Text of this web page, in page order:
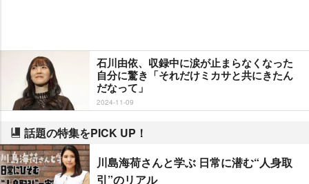
石川由依、収録中に涙が止まらなくなった
自分に驚き「それだけミカサと共にきたん
だなって」
2024-11-09
話題の特集をPICK UP！
川島海荷さんと学ぶ 日常に潜む“人身取
引”のリアル